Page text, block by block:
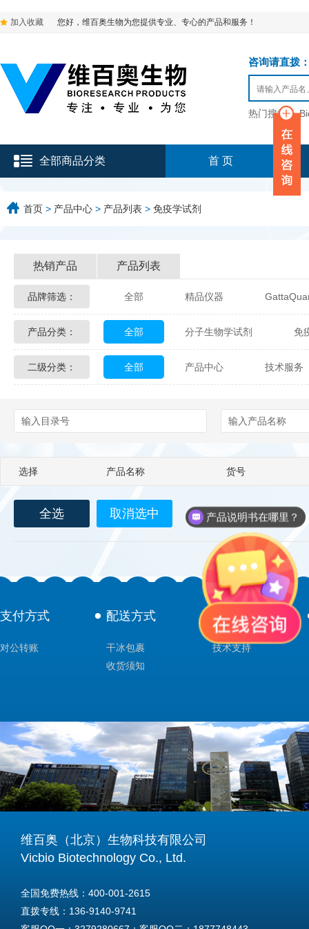
加入收藏 您好，维百奥生物为您提供专业、专心的产品和服务！
咨询请直拨
热门搜索：
全部商品分类 首 页
首页 > 产品中心 > 产品列表 > 免疫学试剂
热销产品 产品列表
品牌筛选： 全部 精品仪器
Glycon Biochem Sterlitech
Echelon Biosciences Verichem
Biotez Berlin Diametra
Berry & Associates Zedira
LGC Maine Standards Biolife
Abbexa AbD Serotec
产品分类： 全部 分子生物学试剂 免
化学及生物化学试剂 材料学试剂
二级分类： 全部 产品中心 技术服务
选择 产品名称 货号
全选 取消选中
支付方式
对公转账
配送方式
干冰包裹
收货须知
售后服务
技术支持
维百奥（北京）生物科技有限公司
Vicbio Biotechnology Co., Ltd.
全国免费热线：400-001-2615
直拨专线：136-9140-9741
产品说明书在哪里？